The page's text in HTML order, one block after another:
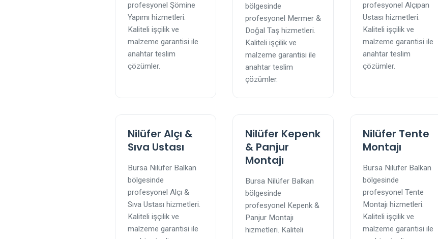
profesyonel Şömine
Yapımı hizmetleri.
Kaliteli işçilik ve
malzeme garantisi ile
anahtar teslim
çözümler.
bölgesinde
profesyonel Mermer &
Doğal Taş hizmetleri.
Kaliteli işçilik ve
malzeme garantisi ile
anahtar teslim
çözümler.
profesyonel Alçıpan
Ustası hizmetleri.
Kaliteli işçilik ve
malzeme garantisi ile
anahtar teslim
çözümler.
Nilüfer Alçı &
Sıva Ustası
Bursa Nilüfer Balkan
bölgesinde
profesyonel Alçı &
Sıva Ustası hizmetleri.
Kaliteli işçilik ve
malzeme garantisi ile
Nilüfer Kepenk
& Panjur
Montajı
Bursa Nilüfer Balkan
bölgesinde
profesyonel Kepenk &
Panjur Montajı
hizmetleri. Kaliteli
Nilüfer Tente
Montajı
Bursa Nilüfer Balkan
bölgesinde
profesyonel Tente
Montajı hizmetleri.
Kaliteli işçilik ve
malzeme garantisi ile